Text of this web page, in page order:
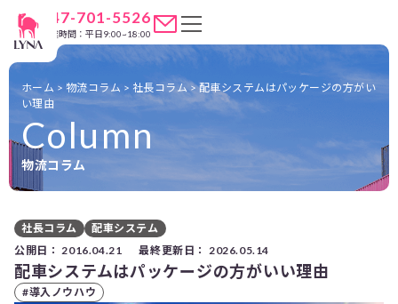
047-701-5526
営業時間：平日9:00~18:00
Column
物流コラム
ホーム > 物流コラム > 社長コラム>配車システムはパッケージの方がい
い理由
社長コラム
配車システム
公開日： 2016.04.21 最終更新日： 2026.05.14
配車システムはパッケージの方がいい理由
#導入ノウハウ